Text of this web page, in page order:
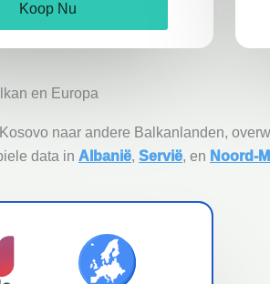
Koop Nu
en Europa
naar andere Balkanlanden,
data in Albanië, Servië, en Noord-